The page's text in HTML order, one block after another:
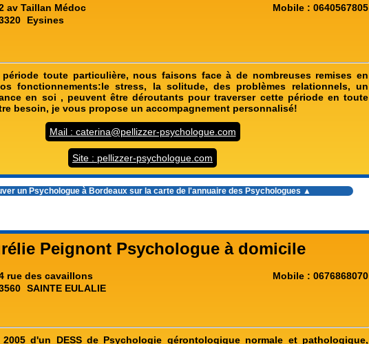
av Taillan Médoc
Eysines
Mobile : 0640567805
toute particulière, nous faisons face à de nombreuses remises en
fonctionnements:le stress, la solitude, des problèmes relationnels, un
en soi , peuvent être déroutants pour traverser cette période en toute
besoin, je vous propose un accompagnement personnalisé!
Mail : caterina@pellizzer-psychologue.com
Site : pellizzer-psychologue.com
un Psychologue à Bordeauxsur la carte de l'annuaire des Psychologues ▲
Peignont Psychologue à domicile
rue des cavaillons
SAINTE EULALIE
Mobile : 0676868070
d'un DESS de Psychologie gérontologique normale et pathologique,